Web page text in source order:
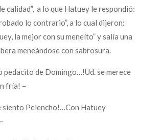
calidad”, a lo que Hatuey le respondió:
lo contrario”, a lo cual dijeron:
la mejor con su meneíto” y salía una
meneándose con sabrosura.
pedacito de Domingo…!Ud. se merece
fría! –
siento Pelencho!…Con Hatuey